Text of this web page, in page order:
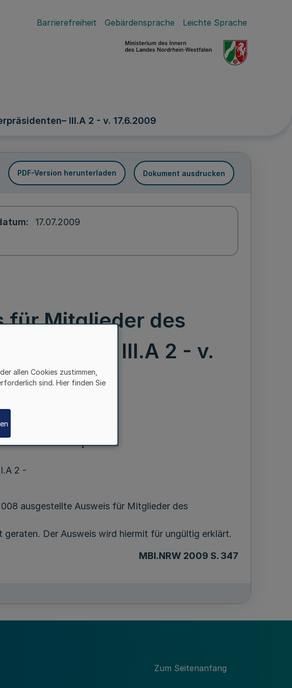
Barrierefreiheit Gebärdensprache Leichte Sprache
III.A 2 - v. 17.6.2009
PDF-Version herunterladen Dokument ausdrucken
17.07.2009
für Mitglieder des
III.A 2 - v.
des Konsularkorps
2 -
ausgestellte Ausweis für Mitglieder des
geraten. Der Ausweis wird hiermit für ungültig erklärt.
MBI.NRW 2009 S. 347
Zum Seitenanfang
allen Cookies zustimmen,
sind. Hier finden Sie